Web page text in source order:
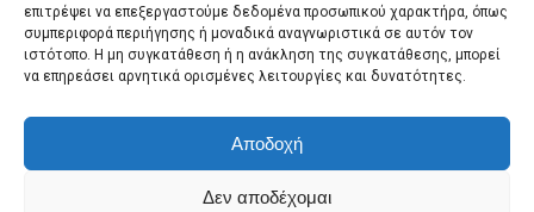
επιτρέψει να επεξεργαστούμε δεδομένα προσωπικού χαρακτήρα, όπως
συμπεριφορά περιήγησης ή μοναδικά αναγνωριστικά σε αυτόν τον
ιστότοπο. Η μη συγκατάθεση ή η ανάκληση της συγκατάθεσης, μπορεί
να επηρεάσει αρνητικά ορισμένες λειτουργίες και δυνατότητες.
Αποδοχή
Δεν αποδέχομαι
Ωρες Λειτουργίας:
Δευτέρα – Παρασκευή 10:00 – 17:00